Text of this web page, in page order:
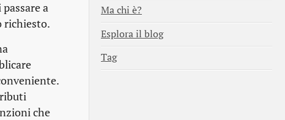
a
richiesto.
che
Ma chi è?
Esplora il blog
Tag